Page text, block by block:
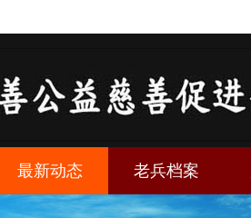
最新动态 老兵档案